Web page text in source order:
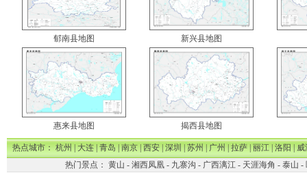
郁南县地图 新兴县地图
惠来县地图 揭西县地图
热点城市：杭州|大连|青岛|南京|西安|深圳|苏州|广州|拉萨|丽江|洛阳|威
热门景点： 黄山 - 湘西凤凰- 九寨沟 - 广西漓江- 天涯海角 - 泰山 -